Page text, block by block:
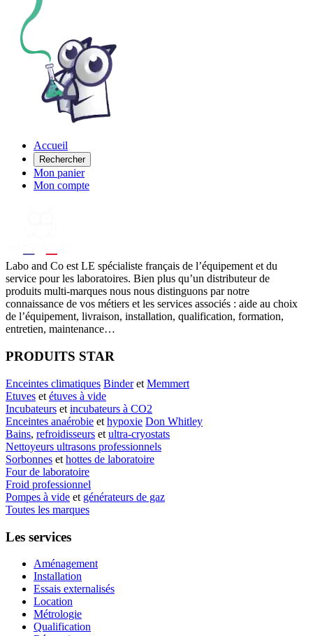
Accueil
Rechercher
Mon panier
Mon compte
Labo and Co est LE spécialiste français de l’équipement et du
service pour les laboratoires. Bien plus qu’un distributeur de
produits multi-marques nous nous distinguons par notre
connaissance de vos métiers et les services associés : aide au choix
de l’équipement, livraison, installation, qualification, formation,
entretien, maintenance…
PRODUITS STAR
Enceintes climatiques Binderet Memmert
Etuves et étuves à vide
Incubateurs et incubateurs à CO2
Enceintes anaérobie et hypoxie Don Whitley
Bains, refroidisseurs et ultra-cryostats
Nettoyeurs ultrasons professionnels
Sorbonnes et hottes de laboratoire
Four de laboratoire
Froid professionnel
Pompes à vide et générateurs de gaz
Toutes les marques
Les services
Aménagement
Installation
Essais externalisés
Location
Métrologie
Qualification